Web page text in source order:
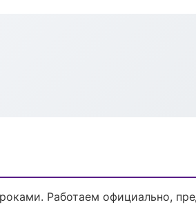
Работаем официально,